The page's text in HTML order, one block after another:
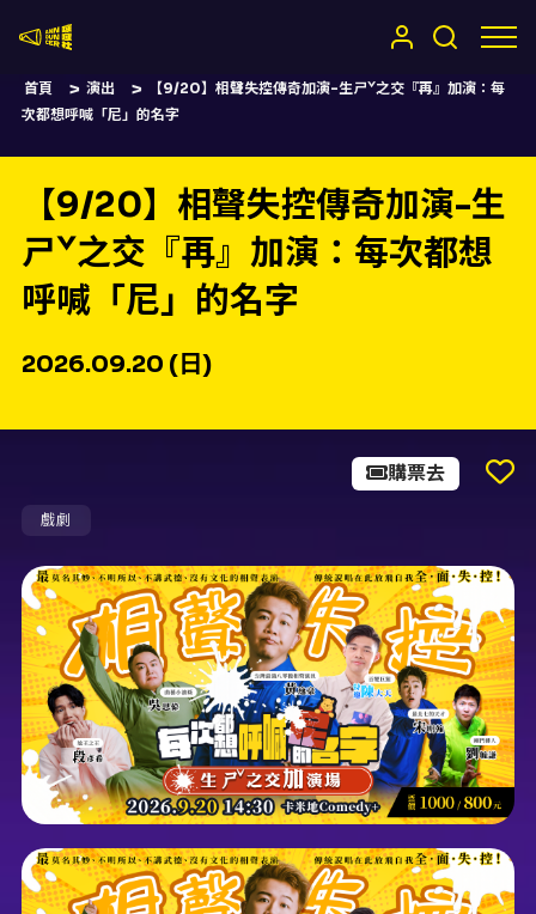
首頁 演出
【9/20】相聲失控傳奇加演-生ㄕˇ之交『再』加演：每
次都想呼喊「尼」的名字
【9/20】相聲失控傳奇加演-生
ㄕˇ之交『再』加演：每次都想
呼喊「尼」的名字
2026.09.20 (日)
戲劇
購票去